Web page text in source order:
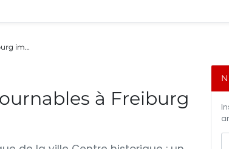
im…
à Freiburg